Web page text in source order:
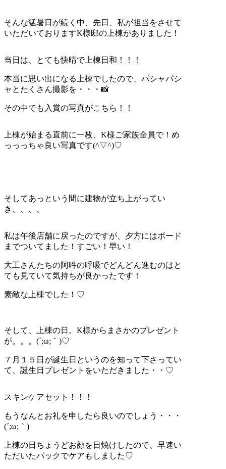
そんな猛暑日が続く中、先日、私が担当をさせて
いただいておりますK様邸の上棟がありました！
当日は、とても快晴で上棟日和！！！
本当に思い出になる上棟でしたので、パシャパシ
ャとたくさん撮影を・・・📸
その中でも入賞の写真がこちら！！
上棟が始まる直前に一枚、K様ご家族全員で！め
っっっちゃ良い写真です(^▽^)♡
そしてあっという間に建物が立ち上がってい
き、、、、
私は午後店舗に戻ったのですが、夕方にはボード
までついてました！すごい！早い！
大工さんたちの阿吽の呼吸でどんどん進むのはと
ても見ていて気持ちが良かったです！
素敵な上棟でした！♡
そして、上棟の日。K様からまさかのプレゼント
が。。。(´;ω;｀)♡
７月１５日が誕生日というのを知って下さってい
て、誕生日プレゼントをいただきました・・♡
スキンケアセット！！！
もうなんとお礼を申したら良いのでしょう・・・
(´;ω;｀)
上棟の日ちょうどお顔を日焼けしたので、早速い
ただいたパックでケアもしました♡